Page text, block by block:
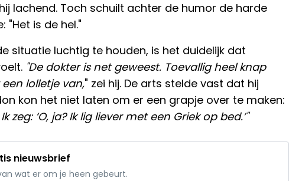
lachend. Toch schuilt achter de humor de harde
"Het is de hel."
situatie luchtig te houden, is het duidelijk dat
"De dokter is net geweest. Toevallig heel knap
lolletje van," zei hij. De arts stelde vast dat hij
kon het niet laten om er een grapje over te maken:
zeg: ‘O, ja? Ik lig liever met een Griek op bed.’"
nieuwsbrief
wat er om je heen gebeurt.